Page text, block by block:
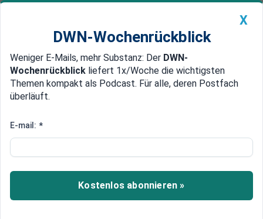
Newsticker MEIN DWN: Geldanlage Premium
Edelmetalle DWN-Magazin China
Gewinnrückgang im dritten Quartal
Ebay verkauft deutsche
Software-Tochter an Internet-
Unternehmer
Ebay hat sich in Deutschland von einer Software-
X
DWN-Wochenrückblick
Weniger E-Mails, mehr Substanz: Der DWN-
Wochenrückblick liefert 1x/Woche die wichtigsten
Themen kompakt als Podcast. Für alle, deren Postfach
überläuft.
E-mail: *
Kostenlos abonnieren »